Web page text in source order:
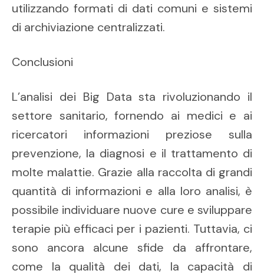
utilizzando formati di dati comuni e sistemi
di archiviazione centralizzati.
Conclusioni
L’analisi dei Big Data sta rivoluzionando il
settore sanitario, fornendo ai medici e ai
ricercatori informazioni preziose sulla
prevenzione, la diagnosi e il trattamento di
molte malattie. Grazie alla raccolta di grandi
quantità di informazioni e alla loro analisi, è
possibile individuare nuove cure e sviluppare
terapie più efficaci per i pazienti. Tuttavia, ci
sono ancora alcune sfide da affrontare,
come la qualità dei dati, la capacità di